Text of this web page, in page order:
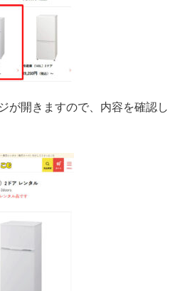
が開きますので、内容を確認し